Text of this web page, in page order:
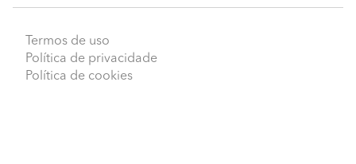
Peça orçamentos
Termos de uso
Política de privacidade
Política de cookies